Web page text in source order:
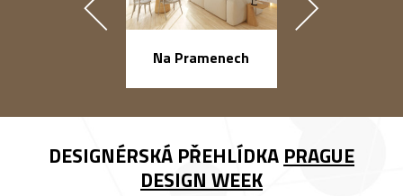
Na Pramenech
DESIGNÉRSKÁ PŘEHLÍDKA PRAGUE
DESIGN WEEK